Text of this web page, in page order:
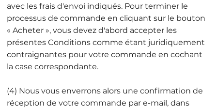
avec les frais d'envoi indiqués. Pour terminer le
processus de commande en cliquant sur le bouton
« Acheter », vous devez d'abord accepter les
présentes Conditions comme étant juridiquement
contraignantes pour votre commande en cochant
la case correspondante.
(4) Nous vous enverrons alors une confirmation de
réception de votre commande par e-mail, dans